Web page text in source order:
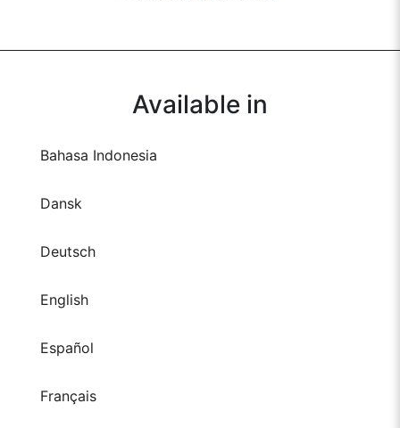
Available in
Bahasa Indonesia
Dansk
Deutsch
English
Español
Français